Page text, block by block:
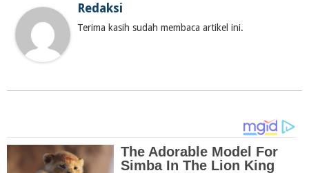
Redaksi
Terima kasih sudah membaca artikel ini.